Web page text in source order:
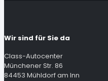
Wir sind für Sie da
Class-Autocenter
Münchener Str. 86
84453 Mühldorf am Inn